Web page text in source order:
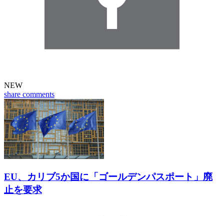
NEW
share comments
EU、カリブ5か国に「ゴールデンパスポート」廃
止を要求